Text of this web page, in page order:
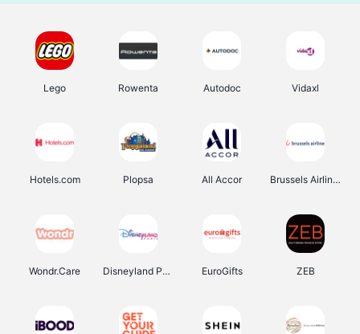
Lego Rowenta Autodoc Vidaxl
Hotels.com Plopsa All Accor Brussels Airlines
Wondr.Care Disneyland Paris EuroGifts ZEB